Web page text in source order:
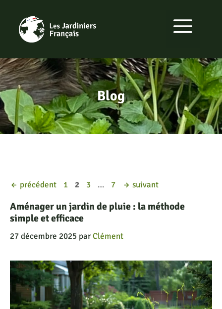
contenu
MENU
Blog
Aménager un jardin de pluie : la méthode
simple et efficace
27 décembre 2025 parClément
← précédent Page
1 Page
2 Page
3 … Page
7 → suivant